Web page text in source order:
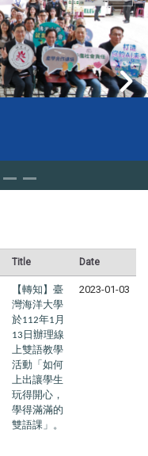
Title Date
【轉知】臺
灣海洋大學
於112年1 月
13 日辦理線
上雙語教學
活動「如何
上出讓學生
玩得開心，
學得滿滿的
雙語課」。
2023-01-03